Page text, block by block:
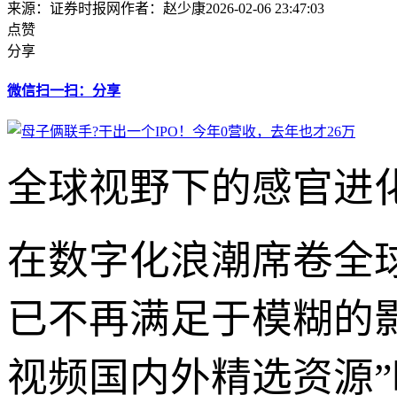
来源：证券时报网作者：赵少康2026-02-06 23:47:03
点赞
分享
微信扫一扫：分享
全球视野下的感官
在数字化浪潮席卷全
已不再满足于模糊的
视频国内外精选资源